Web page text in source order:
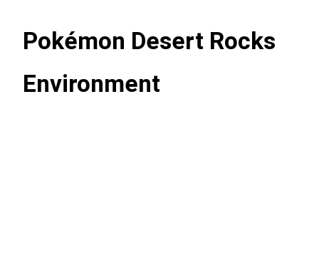
Pokémon Desert Rocks
Environment